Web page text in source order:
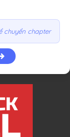
chapter